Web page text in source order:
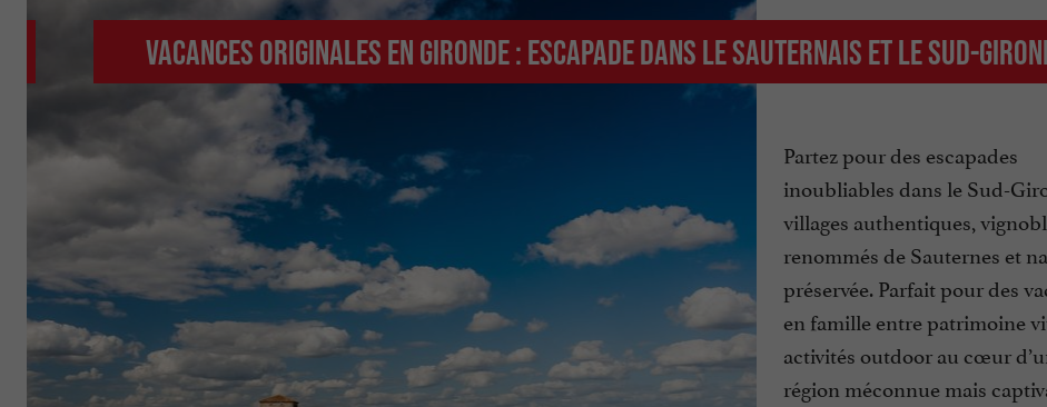
Vacances originales en Gironde : Escapade dans le Sauternais et le sud-
Partez pour des escapades
inoubliables dans le Sud-
villages authentiques,
renommés de Sauternes et
préservée. Parfait pour des
en famille entre patrimoine
activités outdoor au cœur
région méconnue mais